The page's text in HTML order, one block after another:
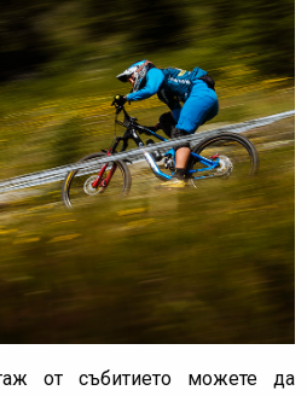
от събитието можете да